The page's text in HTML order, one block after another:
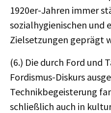
1920er-Jahren immer
sozialhygienischen und
Zielsetzungen geprägt
(6.) Die durch Ford und
Fordismus-Diskurs
Technikbegeisterung
schließlich auch in